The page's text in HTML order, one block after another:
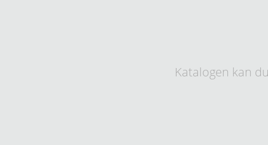
Katalogen kan